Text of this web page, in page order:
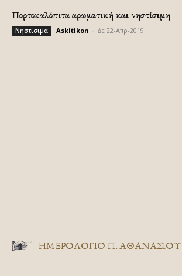
Πορτοκαλόπιτα αρωματική και νηστίσιμη
Νηστίσιμα Askitikon Δε 22-Απρ-2019
ΗΜΕΡΟΛΟΓΙΟ Π. ΑΘΑΝΑΣΙΟΥ